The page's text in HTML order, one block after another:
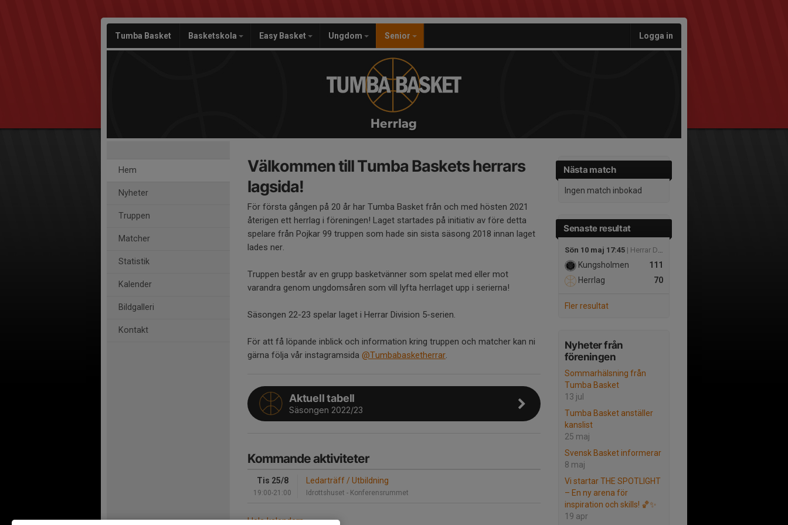
Tumba Basket Basketskola Easy Basket Ungdom Senior Logga in
Herrlag
Hem
Nyheter
Truppen
Matcher
Statistik
Kalender
Bildgalleri
Kontakt
Nästa match
Ingen match inbokad
Senaste resultat
Sön 10 maj 17:45 | Herrar Division 3
111
Kungsholmen
70
Herrlag
Fler resultat
Nyheter från
föreningen
Sommarhälsning från
Tumba Basket
13 jul
Tumba Basket anställer
kanslist
25 maj
Svensk Basket informerar
8 maj
Vi startar THE SPOTLIGHT
– En ny arena för
inspiration och skills! 🏀✨
19 apr
Välkommen till Tumba Baskets herrars
lagsida!
För första gången på 20 år har Tumba Basket från och med hösten 2021
återigen ett herrlag i föreningen! Laget startades på initiativ av före detta
spelare från Pojkar 99 truppen som hade sin sista säsong 2018 innan laget
lades ner.
Truppen består av en grupp basketvänner som spelat med eller mot
varandra genom ungdomsåren som vill lyfta herrlaget upp i serierna!
Säsongen 22-23 spelar laget i Herrar Division 5-serien.
För att få löpande inblick och information kring truppen och matcher kan ni
gärna följa vår instagramsida @Tumbabasketherrar.
Aktuell tabell
Säsongen 2022/23
Kommande aktiviteter
Tis 25/8
19:00-21:00
Ledarträff / Utbildning
Idrottshuset - Konferensrummet
Hela kalendern